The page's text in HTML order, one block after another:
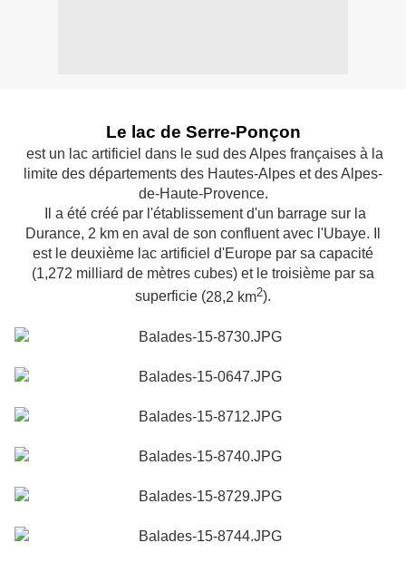
Le lac de Serre-Ponçon
est un lac artificiel dans le sud des Alpes françaises à la
limite des départements des Hautes-Alpes et des Alpes-
de-Haute-Provence.
Il a été créé par l'établissement d'un barrage sur la
Durance, 2 km en aval de son confluent avec l'Ubaye. Il
est le deuxième lac artificiel d'Europe par sa capacité
(1,272 milliard de mètres cubes) et le troisième par sa
superficie (28,2 km2).